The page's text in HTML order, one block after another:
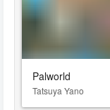
Palworld
Tatsuya Yano